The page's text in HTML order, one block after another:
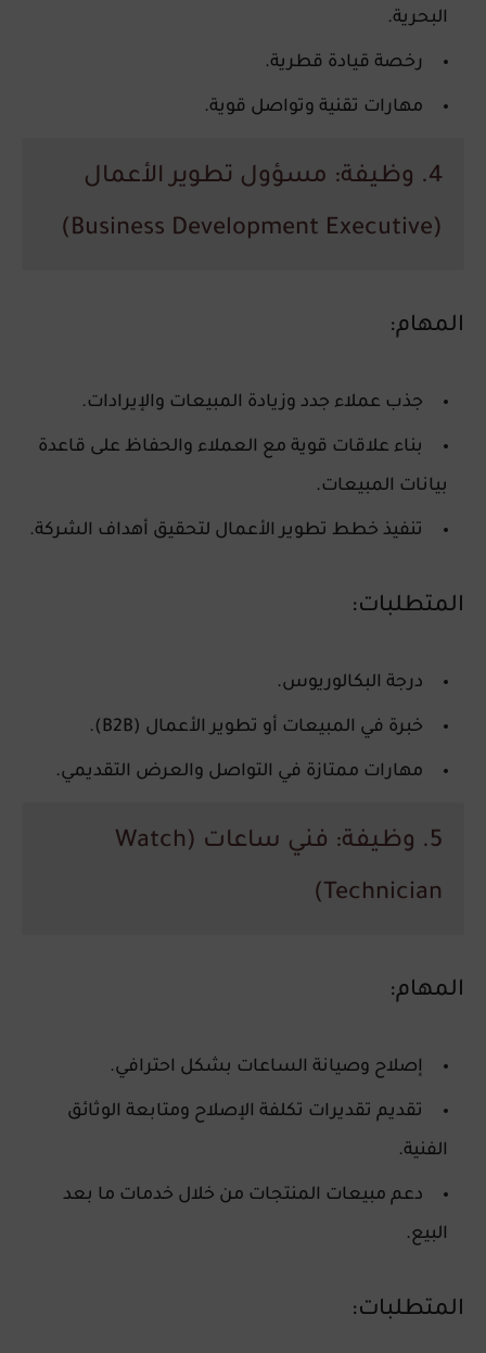
البحرية.
رخصة قيادة قطرية.
مهارات تقنية وتواصل قوية.
4. وظيفة: مسؤول تطوير الأعمال
(Business Development Executive)
المهام:
جذب عملاء جدد وزيادة المبيعات والإيرادات.
بناء علاقات قوية مع العملاء والحفاظ على قاعدة
بيانات المبيعات.
تنفيذ خطط تطوير الأعمال لتحقيق أهداف الشركة.
المتطلبات:
درجة البكالوريوس.
خبرة في المبيعات أو تطوير الأعمال (B2B).
مهارات ممتازة في التواصل والعرض التقديمي.
5. وظيفة: فني ساعات (Watch
Technician)
المهام:
إصلاح وصيانة الساعات بشكل احترافي.
تقديم تقديرات تكلفة الإصلاح ومتابعة الوثائق
الفنية.
دعم مبيعات المنتجات من خلال خدمات ما بعد
البيع.
المتطلبات: